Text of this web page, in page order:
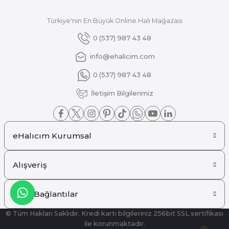
Gönder
Türkiye'nin En Büyük Online Halı Mağazası
0 (537) 987 43 48
info@ehalicim.com
0 (537) 987 43 48
İletişim Bilgilerimiz
eHalıcım Kurumsal
Alışveriş
Hızlı Bağlantılar
© Tüm Hakları Saklıdır. Kredi kartı bilgileriniz 256bit SSL sertifikası
ile korunmaktadır.